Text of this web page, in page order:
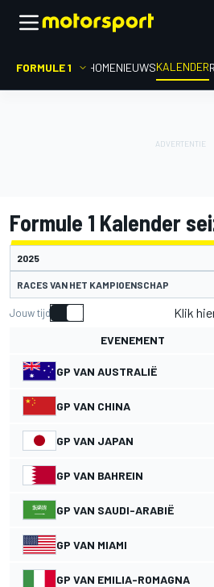
FORMULE 1 HOMENIEUWSKALENDER
Formule 1 Kalender
RACES VAN HET KAMPIOENSCHAP
Jouw tijd Klik
EVENEMENT
GP VAN AUSTRALIË
GP VAN CHINA
GP VAN JAPAN
GP VAN BAHREIN
GP VAN SAUDI-ARABIË
GP VAN MIAMI
GP VAN EMILIA-ROMAGNA